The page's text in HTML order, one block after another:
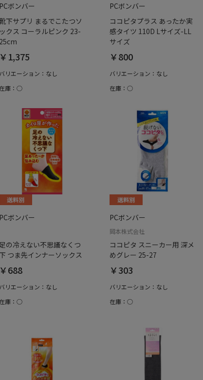
PCボンバー
下サプリ まるでこたつソ
ックス コーラルピンク 23-
25cm
￥1,375
バリエーション：なし
在庫：○
PCボンバー
ココピタプラス あったか実
感タイツ 110D Lサイズ-LL
サイズ
￥800
バリエーション：なし
在庫：○
PCボンバー
足の冷えない不思議なくつ
つま先インナーソックス
￥688
バリエーション：なし
在庫：○
PCボンバー
岡本株式会社
ココピタ スニーカー用 深メ
めグレー 25-27
￥303
バリエーション：なし
在庫：○